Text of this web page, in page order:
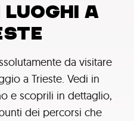
LUOGHI A
da visitare
a Trieste. Vedi in
e scoprili in dettaglio,
dei percorsi che